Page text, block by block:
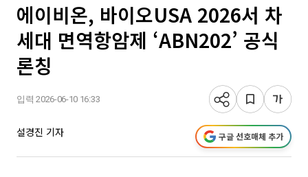
에이비온, 바이오USA 2026서 차
세대 면역항암제 ‘ABN202’ 공식
론칭
입력 2026-06-10 16:33
설경진 기자 구글 선호매체 추가